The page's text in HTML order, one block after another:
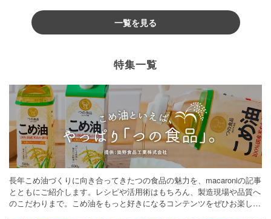
一覧を見る
特集一覧
長年こめ油づくりに向き合ってきたつの食品の魅力を、macaroniの記事
とともにご紹介します。レシピや活用術はもちろん、製造現場や品質へ
のこだわりまで。こめ油をもっと好きになるコンテンツをぜひお楽しみ